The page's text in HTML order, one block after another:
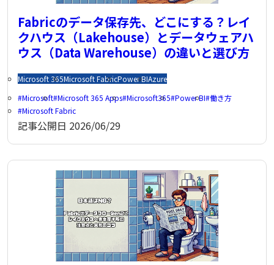
Fabricのデータ保存先、どこにする？レイ
クハウス（Lakehouse）とデータウェアハ
ウス（Data Warehouse）の違いと選び方
Microsoft 365Microsoft FabricPower BIAzure
Microsoft Microsoft 365 Apps Microsoft365 Power BI 働き方
Microsoft Fabric
記事公開日 2026/06/29